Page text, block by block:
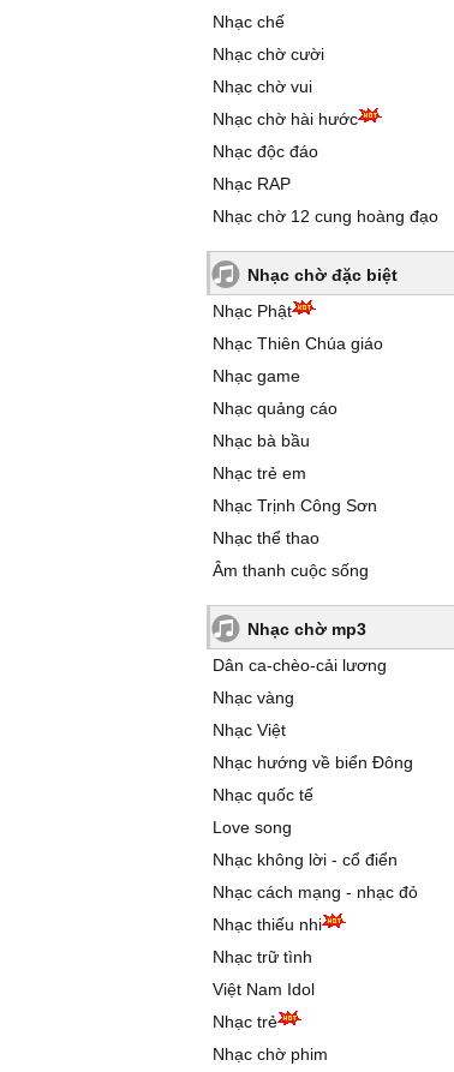
Nhạc chế
Nhạc chờ cười
Nhạc chờ vui
Nhạc chờ hài hước
Nhạc độc đáo
Nhạc RAP
Nhạc chờ 12 cung hoàng đạo
Nhạc chờ đặc biệt
Nhạc Phật
Nhạc Thiên Chúa giáo
Nhạc game
Nhạc quảng cáo
Nhạc bà bầu
Nhạc trẻ em
Nhạc Trịnh Công Sơn
Nhạc thể thao
Âm thanh cuộc sống
Nhạc chờ mp3
Dân ca-chèo-cải lương
Nhạc vàng
Nhạc Việt
Nhạc hướng về biển Đông
Nhạc quốc tế
Love song
Nhạc không lời - cổ điển
Nhạc cách mạng - nhạc đỏ
Nhạc thiếu nhi
Nhạc trữ tình
Việt Nam Idol
Nhạc trẻ
Nhạc chờ phim